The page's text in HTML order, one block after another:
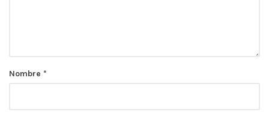
Nombre *